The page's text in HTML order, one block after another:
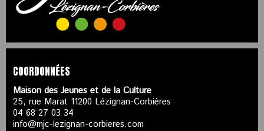
COORDONNÉES
Maison des Jeunes et de la Culture
25, rue Marat 11200 Lézignan-Corbières
04 68 27 03 34
info@mjc-lezignan-corbieres.com